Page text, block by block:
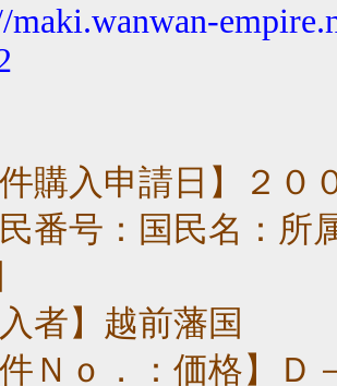
購入申請日】２０
番号：国民名：所
者】越前藩国
Ｎｏ．：価格】Ｄ